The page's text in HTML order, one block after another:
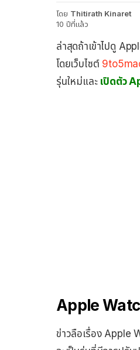
โดย Thitirath Kinaret
10 ปีที่แล้ว
ล่าสุดถ้าเข้าไปดู
โดยเว็บไซต์
รุ่นใหม่และ เปิดตัว
Apple
ข่าวลือเรื่อง Apple